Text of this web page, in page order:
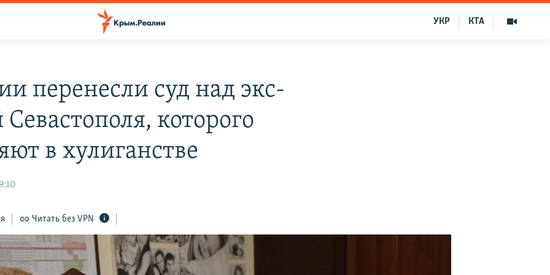
КТА
УКР
перенесли суд над экс-
Севастополя, которого
в хулиганстве
Читать без VPN